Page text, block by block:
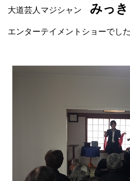
大道芸人マジシャン みっ
エンターテイメントショーでした